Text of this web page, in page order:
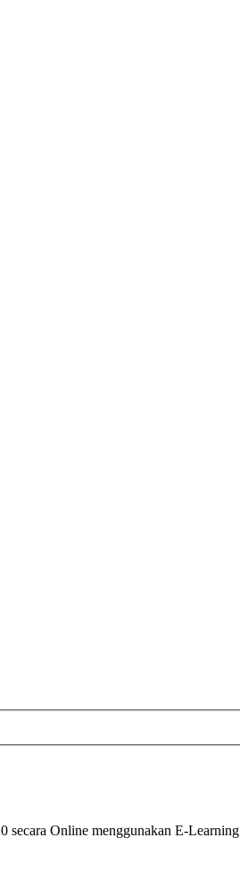
secara Online menggunakan E-Learning